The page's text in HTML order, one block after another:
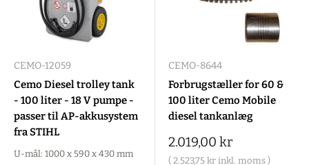
CEMO-12059
Cemo Diesel trolley tank
- 100 liter - 18 V pumpe -
passer til AP-akkusystem
fra STIHL
U-mål: 1000 x 590 x 430 mm
CEMO-8644
Forbrugstæller for 60 &
100 liter Cemo Mobile
diesel tankanlæg
Salgspris
2.019,00 kr
( 2.523,75 kr inkl. moms )